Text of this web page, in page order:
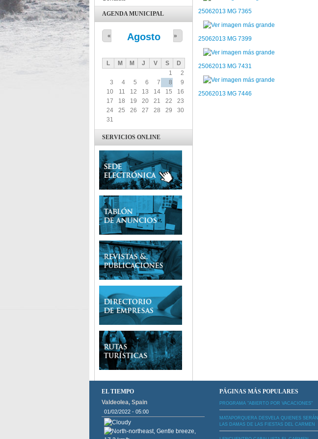
25062013 MG 7365
25062013 MG 7399
25062013 MG 7431
25062013 MG 7446
AGENDA MUNICIPAL
Agosto
« »
L M M J V S
D
1
2
3
4 5 6 7 8
9
10
11 12 13 14 15
16
17
18 19 20 21 22
23
24
25 26 27 28 29
30
31
SERVICIOS ONLINE
EL TIEMPO
Valdeolea, Spain
01/02/2022 - 05:00
PÁGINAS MÁS POPULARES
PROGRAMA "ABIERTO POR VACACIONES"
MATAPORQUERA DESVELA QUIENES SERÁN
LAS DAMAS DE LAS FIESTAS DEL CARMEN